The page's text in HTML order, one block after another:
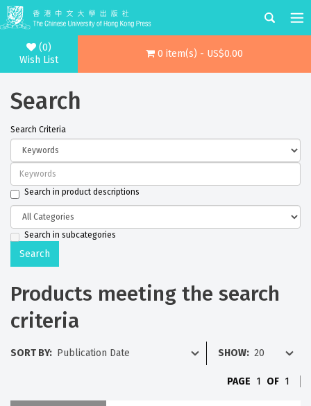
(0)
Wish List
0 item(s) - US$0.00
Search
Search Criteria
Search in product descriptions
Search in subcategories
Products meeting the search
criteria
SORT BY: SHOW:
PAGE 1 OF 1